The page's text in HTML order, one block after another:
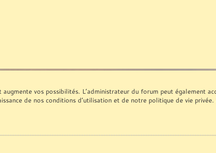
vos possibilités. L’administrateur du forum peut également
de nos conditions d’utilisation et de notre politique de vie